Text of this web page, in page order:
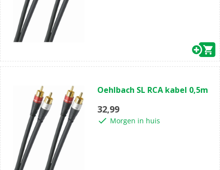
van
5
sterren.
Oehlbach SL RCA kabel 0,5m
32,99
Morgen in huis